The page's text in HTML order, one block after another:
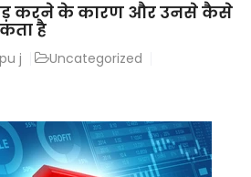
करने के कारण और उनसे कैसे
है
j
Uncategorized